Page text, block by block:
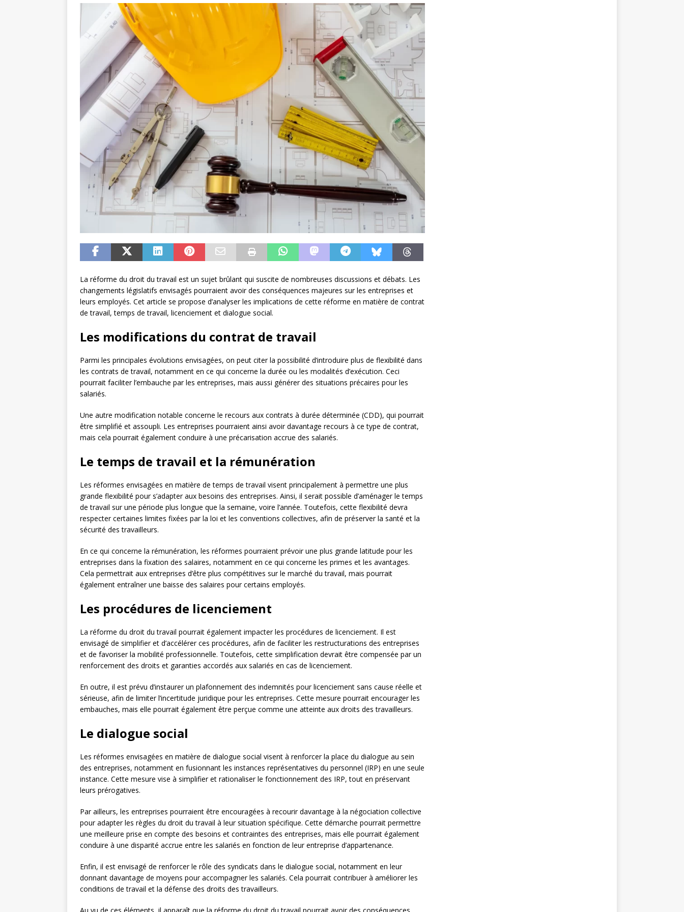
La réforme du droit du travail est un sujet brûlant qui suscite de nombreuses discussions et débats. Les
changements législatifs envisagés pourraient avoir des conséquences majeures sur les entreprises et
leurs employés. Cet article se propose d’analyser les implications de cette réforme en matière de contrat
de travail, temps de travail, licenciement et dialogue social.
Les modifications du contrat de travail
Parmi les principales évolutions envisagées, on peut citer la possibilité d’introduire plus de flexibilité dans
les contrats de travail, notamment en ce qui concerne la durée ou les modalités d’exécution. Ceci
pourrait faciliter l’embauche par les entreprises, mais aussi générer des situations précaires pour les
salariés.
Une autre modification notable concerne le recours aux contrats à durée déterminée (CDD), qui pourrait
être simplifié et assoupli. Les entreprises pourraient ainsi avoir davantage recours à ce type de contrat,
mais cela pourrait également conduire à une précarisation accrue des salariés.
Le temps de travail et la rémunération
Les réformes envisagées en matière de temps de travail visent principalement à permettre une plus
grande flexibilité pour s’adapter aux besoins des entreprises. Ainsi, il serait possible d’aménager le temps
de travail sur une période plus longue que la semaine, voire l’année. Toutefois, cette flexibilité devra
respecter certaines limites fixées par la loi et les conventions collectives, afin de préserver la santé et la
sécurité des travailleurs.
En ce qui concerne la rémunération, les réformes pourraient prévoir une plus grande latitude pour les
entreprises dans la fixation des salaires, notamment en ce qui concerne les primes et les avantages.
Cela permettrait aux entreprises d’être plus compétitives sur le marché du travail, mais pourrait
également entraîner une baisse des salaires pour certains employés.
Les procédures de licenciement
La réforme du droit du travail pourrait également impacter les procédures de licenciement. Il est
envisagé de simplifier et d’accélérer ces procédures, afin de faciliter les restructurations des entreprises
et de favoriser la mobilité professionnelle. Toutefois, cette simplification devrait être compensée par un
renforcement des droits et garanties accordés aux salariés en cas de licenciement.
En outre, il est prévu d’instaurer un plafonnement des indemnités pour licenciement sans cause réelle et
sérieuse, afin de limiter l’incertitude juridique pour les entreprises. Cette mesure pourrait encourager les
embauches, mais elle pourrait également être perçue comme une atteinte aux droits des travailleurs.
Le dialogue social
Les réformes envisagées en matière de dialogue social visent à renforcer la place du dialogue au sein
des entreprises, notamment en fusionnant les instances représentatives du personnel (IRP) en une seule
instance. Cette mesure vise à simplifier et rationaliser le fonctionnement des IRP, tout en préservant
leurs prérogatives.
Par ailleurs, les entreprises pourraient être encouragées à recourir davantage à la négociation collective
pour adapter les règles du droit du travail à leur situation spécifique. Cette démarche pourrait permettre
une meilleure prise en compte des besoins et contraintes des entreprises, mais elle pourrait également
conduire à une disparité accrue entre les salariés en fonction de leur entreprise d’appartenance.
Enfin, il est envisagé de renforcer le rôle des syndicats dans le dialogue social, notamment en leur
donnant davantage de moyens pour accompagner les salariés. Cela pourrait contribuer à améliorer les
conditions de travail et la défense des droits des travailleurs.